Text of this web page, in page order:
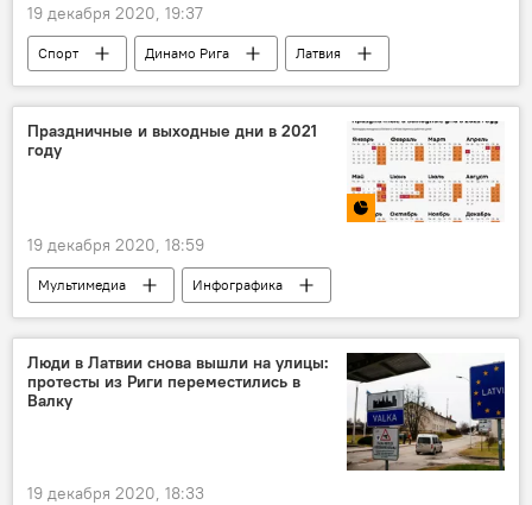
19 декабря 2020, 19:37
Спорт Динамо Рига Латвия
Праздничные и выходные дни в 2021
году
19 декабря 2020, 18:59
Мультимедиа
Инфографика
выходные
Латвия
Люди в Латвии снова вышли на улицы:
протесты из Риги переместились в
Валку
19 декабря 2020, 18:33